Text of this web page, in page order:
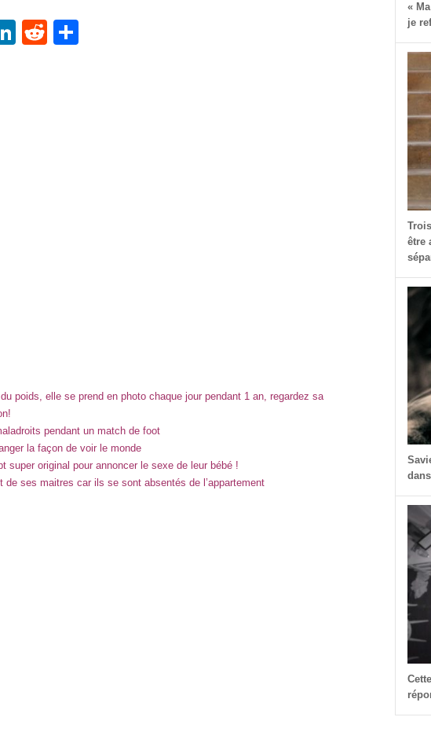
LinkedIn
Reddit
poids, elle se prend en photo chaque jour pendant 1 an, regardez sa
pendant un match de foot
la façon de voir le monde
super original pour annoncer le sexe de leur bébé !
de ses maitres car ils se sont absentés de l’appartement
«
je
être